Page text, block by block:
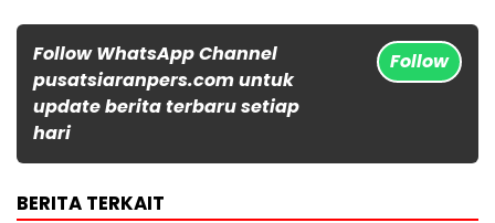
Follow WhatsApp Channel
pusatsiaranpers.com untuk
update berita terbaru setiap
hari
Follow
BERITA TERKAIT